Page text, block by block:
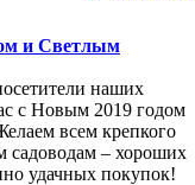
и Светлым
наших
с Новым 2019 годом
всем крепкого
садоводам – хороших
удачных покупок!